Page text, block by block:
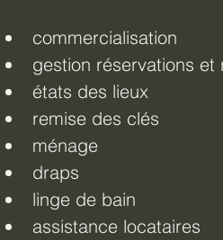
commercialisation
gestion réservations et
états des lieux
remise des clés
ménage
draps
linge de bain
assistance locataires